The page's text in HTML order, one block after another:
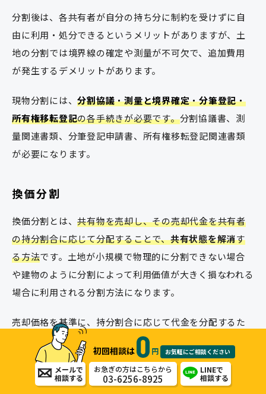
分割後は、各共有者が自分の持ち分に制約を受けずに自
由に利用・処分できるというメリットがありますが、土
地の分割では境界線の確定や測量が不可欠で、追加費用
が発生するデメリットがあります。
現物分割には、分割協議・測量と境界確定・分筆登記・
所有権移転登記の各手続きが必要です。分割協議書、測
量関連書類、分筆登記申請書、所有権移転登記関連書類
が必要になります。
換価分割
換価分割とは、共有物を売却し、その売却代金を共有者
の持分割合に応じて分配することで、共有状態を解消す
る方法です。土地が小規模で物理的に分割できない場合
や建物のように分割によって利用価値が大きく損なわれる
場合に利用される分割方法になります。
売却価格を基準に、持分割合に応じて代金を分配するた
め、共有者間で公平に利益を分けることができるという
メリットがありますが、不動産売却には、仲介業者の選
定・売却活動・契約手続きなどの時間と労力が必要にな
初回相談は 円 お気軽にご相談ください
メールで
相談する
お急ぎの方はこちらから
03-6256-8925
LINEで
相談する